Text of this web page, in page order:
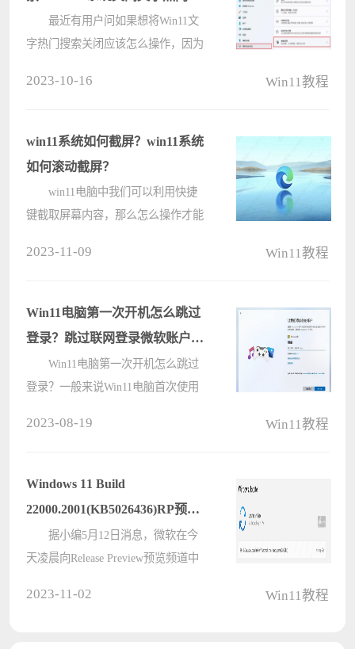
索方法
最近有用户问如果想将Win11文
字热门搜索关闭应该怎么操作，因为
接下来小编就给大家带来的Win11关
闭文字????
2023-10-16 Win11教程
win11系统如何截屏？win11系统
如何滚动截屏？
win11电脑中我们可以利用快捷
键截取屏幕内容，那么怎么操作才能
即可开启滚动截屏，截屏后可以保存
在本地????
2023-11-09 Win11教程
Win11电脑第一次开机怎么跳过
登录？跳过联网登录微软账户的
方法
Win11电脑第一次开机怎么跳过
登录？一般来说Win11电脑首次使用
法，那么今天镜像之家小编就来给朋
2023-08-19 Win11教程
Windows 11 Build
22000.2001(KB5026436)RP预览
版发布了！
据小编5月12日消息，微软在今
天凌晨向Release Preview预览频道中
2023-11-02 Win11教程